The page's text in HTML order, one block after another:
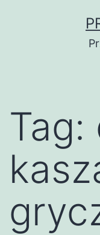
Tag: